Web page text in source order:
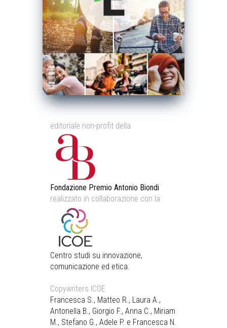
editoriale non-profit della
Fondazione Premio Antonio Biondi
realizzato in collaborazione con la
Centro studi su innovazione,
comunicazione ed etica.
Copywriters ICOE
Francesca S., Matteo R., Laura A.,
Antonella B., Giorgio F., Anna C., Miriam
M., Stefano G., Adele P. e Francesca N.